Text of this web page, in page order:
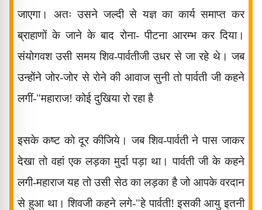
जाएगा। अतः उसने जल्दी से यज्ञ का कार्य समाप्त कर
ब्राहाणों के जाने के बाद रोना- पीटना आरम्भ कर दिया।
संयोगवश उसी समय शिव-पार्वतीजी उधर से जा रहे थे। जब
उन्होंने जोर-जोर से रोने की आवाज सुनी तो पार्वती जी कहने
लगीं-"महाराज! कोई दुखिया रो रहा है
इसके कष्ट को दूर कीजिये। जब शिव-पार्वती ने पास जाकर
देखा तो वहां एक लड़का मुर्दा पड़ा था। पार्वती जी के कहने
लगी-महाराज यह तो उसी सेठ का लड़का है जो आपके वरदान
से हुआ था। शिवजी कहने लगे-"हे पार्वती! इसकी आयु इतनी